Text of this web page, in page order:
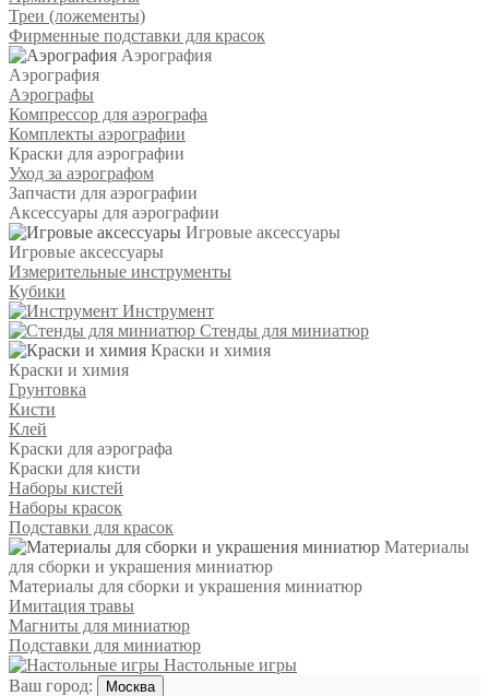
Треи (ложементы)
Фирменные подставки для красок
Аэрография
Аэрография
Аэрографы
Компрессор для аэрографа
Комплекты аэрографии
Краски для аэрографии
Уход за аэрографом
Запчасти для аэрографии
Аксессуары для аэрографии
Игровые аксессуары
Игровые аксессуары
Измерительные инструменты
Кубики
Инструмент
Стенды для миниатюр
Краски и химия
Краски и химия
Грунтовка
Кисти
Клей
Краски для аэрографа
Краски для кисти
Наборы кистей
Наборы красок
Подставки для красок
Материалы
для сборки и украшения миниатюр
Материалы для сборки и украшения миниатюр
Имитация травы
Магниты для миниатюр
Подставки для миниатюр
Настольные игры
Ваш город:
Москва